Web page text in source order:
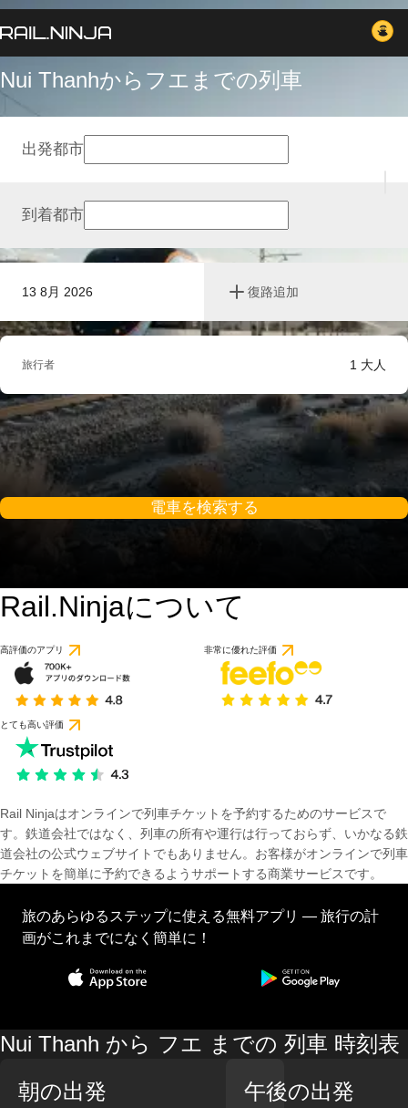
Nui Thanhからフエまでの列車
13 8月 2026 復路追加
出発都市
到着都市
旅行者 1 大人
電車を検索する
Rail.Ninjaについて
高評価のアプリ 非常に優れた評価
とても高い評価
Rail Ninjaはオンラインで列車チケットを予約するためのサービスで
す。鉄道会社ではなく、列車の所有や運行は行っておらず、いかなる鉄
道会社の公式ウェブサイトでもありません。お客様がオンラインで列車
チケットを簡単に予約できるようサポートする商業サービスです。
旅のあらゆるステップに使える無料アプリ — 旅行の計
画がこれまでになく簡単に！
Nui Thanh から フエ までの 列車 時刻表
朝の出発
午後の出発